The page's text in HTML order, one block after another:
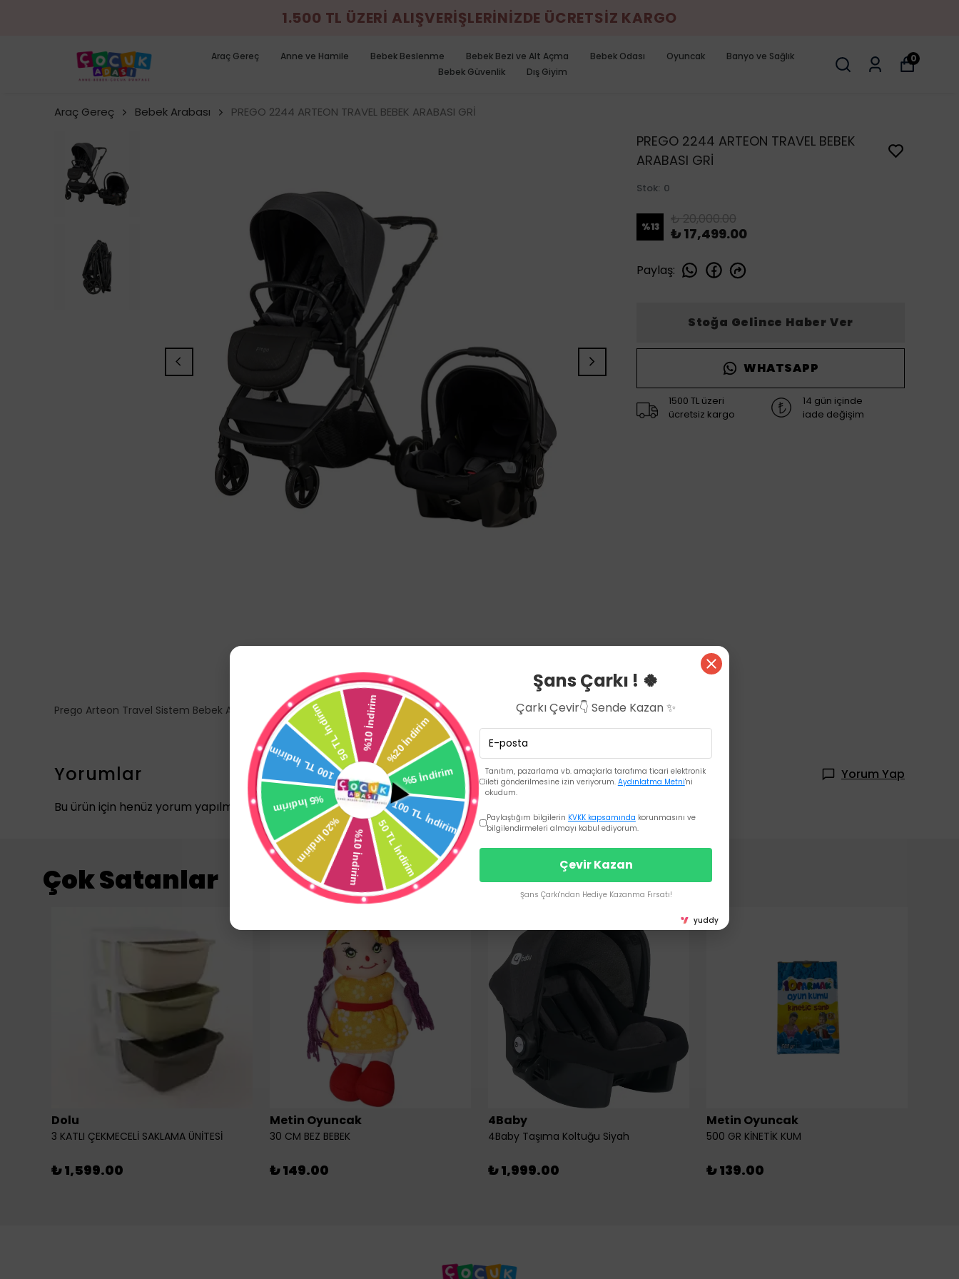
1.500 TL ÜZERİ ALIŞVERİŞLERİNİZDE ÜCRETSİZ KARGO
Araç Gereç Anne ve Hamile Bebek Beslenme Bebek Bezi ve Alt Açma Bebek Odası Oyuncak
Banyo ve Sağlık
Bebek Güvenlik
Dış Giyim
0
Araç Gereç Bebek Arabası PREGO 2244 ARTEON TRAVEL BEBEK ARABASI GRİ
PREGO 2244 ARTEON TRAVEL BEBEK
ARABASI GRİ
Stok: 0
%13 ₺ 20,000.00
₺ 17,499.00
Paylaş:
Stoğa Gelince Haber Ver
WHATSAPP
1500 TL üzeri
ücretsiz kargo
14 gün içinde
iade değişim
Prego Arteon Travel Sistem Bebek Arabası 2244
Yorumlar
Yorum Yap
Bu ürün için henüz yorum yapılmamış.
Çok Satanlar
Dolu
3 KATLI ÇEKMECELİ SAKLAMA ÜNİTESİ
₺ 1,599.00
Metin Oyuncak
30 CM BEZ BEBEK
₺ 149.00
4Baby
4Baby Taşıma Koltuğu Siyah
₺ 1,999.00
Metin Oyuncak
500 GR KİNETİK KUM
₺ 139.00
Şans Çarkı ! 🍀
Çarkı Çevir👇 Sende Kazan ✨
Tanıtım, pazarlama vb. amaçlarla tarafıma ticari elektronik
ileti gönderilmesine izin veriyorum. Aydınlatma Metni'ni
okudum.
Paylaştığım bilgilerin KVKK kapsamında korunmasını ve
bilgilendirmeleri almayı kabul ediyorum.
Çevir Kazan
Şans Çarkı'ndan Hediye Kazanma Fırsatı!
yuddy